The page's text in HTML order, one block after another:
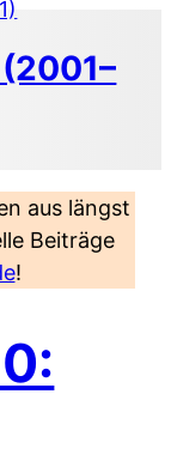
aus längst
Beiträge
!